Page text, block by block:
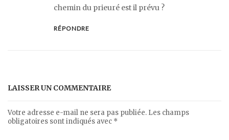
chemin du prieuré est il prévu ?
RÉPONDRE
LAISSER UN COMMENTAIRE
Votre adresse e-mail ne sera pas publiée. Les champs
obligatoires sont indiqués avec *